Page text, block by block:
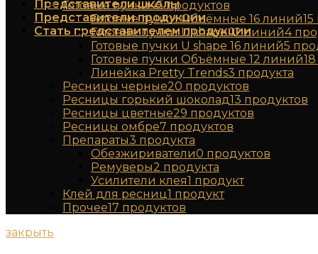
Представители школы
Представители продукции
Стать представителем продукции
Готовые пучки45 продуктов
Готовые пучки Объёмные 16 линий15
Готовые пучки U shape 12 линий4
Готовые пучки U shape 16 линий5
Готовые пучки Объёмные 12 линий18
Линейка Pretty Trends3 продукта
Ресницы черные20 продуктов
Ресницы горький шоколад13 продуктов
Ресницы цветные29 продуктов
Ресницы омбре7 продуктов
Препараты3 продукта
Обезжириватели0 продуктов
Ремуверы2 продукта
Усилители клея1 продукт
Клей для ресниц1 продукт
Прочее17 продуктов
закрыть